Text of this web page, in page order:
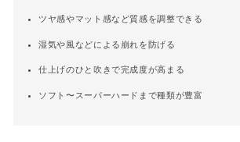
ツヤ感やマット感など質感を調整できる
湿気や風などによる崩れを防げる
仕上げのひと吹きで完成度が高まる
ソフト〜スーパーハードまで種類が豊富